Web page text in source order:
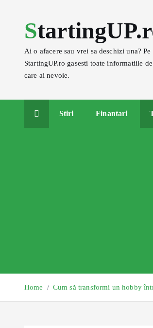
o
Ai o afacere sau vrei sa deschizi una? Pe
StartingUP.ro gasesti toate informatiile de
care ai nevoie.
Stiri Finantari
Home Cum să transformi un hobby